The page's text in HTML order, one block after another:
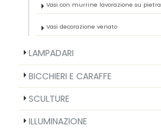
Vasi con murrine lavorazione su pietra
Vasi decorazione venato
LAMPADARI
BICCHIERI E CARAFFE
SCULTURE
ILLUMINAZIONE